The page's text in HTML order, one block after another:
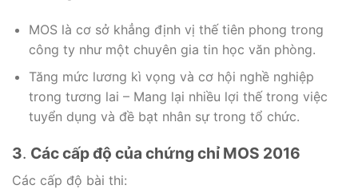
MOS là cơ sở khẳng định vị thế tiên phong trong
công ty như một chuyên gia tin học văn phòng.
Tăng mức lương kì vọng và cơ hội nghề nghiệp
trong tương lai – Mang lại nhiều lợi thế trong việc
tuyển dụng và đề bạt nhân sự trong tổ chức.
3. Các cấp độ của chứng chỉ MOS 2016
Các cấp độ bài thi: